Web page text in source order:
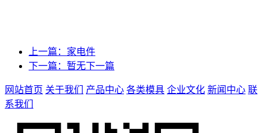
上一篇：家电件
下一篇：暂无下一篇
网站首页 关于我们 产品中心 各类模具 企业文化 新闻中心 联
系我们